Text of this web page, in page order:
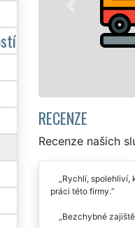
poskytujeme NON-
a svátků bez
RECENZE
Recenze našich
Rychlí, spolehliví,
práci této firmy.
Bezchybné